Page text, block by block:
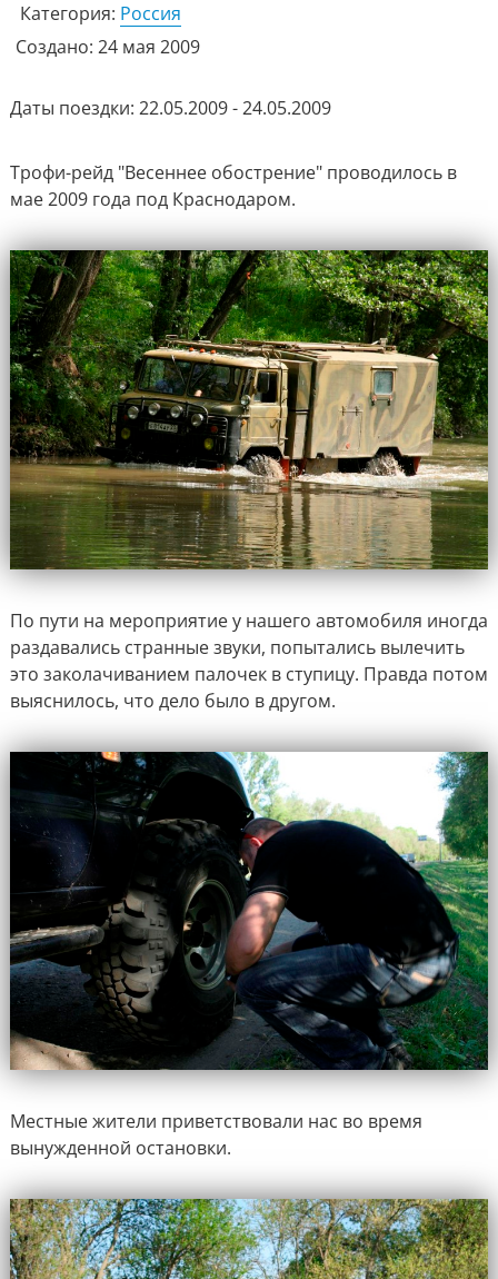
Категория: Россия
Создано: 24 мая 2009
Даты поездки: 22.05.2009 - 24.05.2009
Трофи-рейд "Весеннее обострение" проводилось в
мае 2009 года под Краснодаром.
По пути на мероприятие у нашего автомобиля иногда
раздавались странные звуки, попытались вылечить
это заколачиванием палочек в ступицу. Правда потом
выяснилось, что дело было в другом.
Местные жители приветствовали нас во время
вынужденной остановки.